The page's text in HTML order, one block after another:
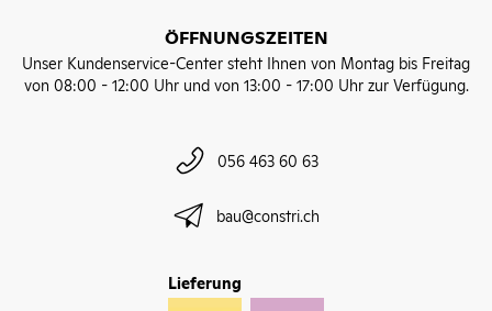
ÖFFNUNGSZEITEN
Unser Kundenservice-Center steht Ihnen von Montag bis Freitag
von 08:00 - 12:00 Uhr und von 13:00 - 17:00 Uhr zur Verfügung.
056 463 60 63
bau@constri.ch
Lieferung